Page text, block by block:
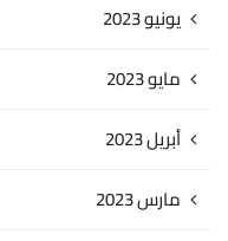
يونيو 2023
مايو 2023
أبريل 2023
مارس 2023